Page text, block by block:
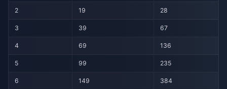
2 19 28
3 39 67
4 69 136
5 99 235
6 149 384